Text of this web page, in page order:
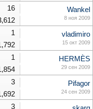
16
Wankel
8 ноя 2009
1
vladimiro
15 окт 2009
1
HERMÈS
29 сен 2009
3
Pifagor
24 сен 2009
3